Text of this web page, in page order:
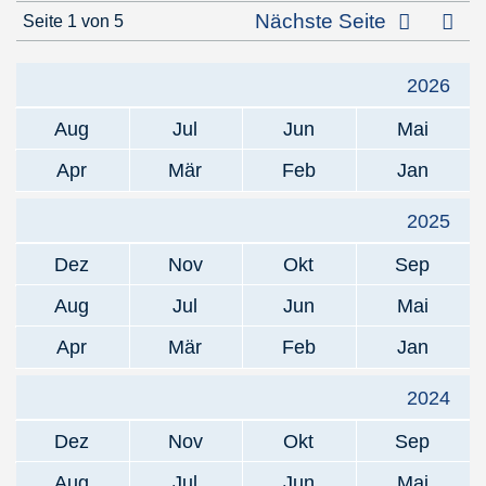
Seite 1 von 5 Nächste Seite
2026
Aug
Jul Jun
Mai
Apr
Mär Feb Jan
2025
Dez
Nov Okt
Sep
Aug
Jul Jun
Mai
Apr
Mär Feb Jan
2024
Dez
Nov Okt
Sep